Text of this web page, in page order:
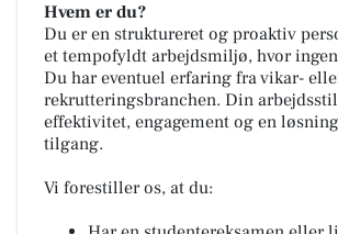
Hvem er du?
Du er en struktureret og proaktiv
et tempofyldt arbejdsmiljø, hvor ingen
Du har eventuel erfaring fra vikar-
rekrutteringsbranchen. Din
effektivitet, engagement og en
tilgang.
Vi forestiller os, at du: